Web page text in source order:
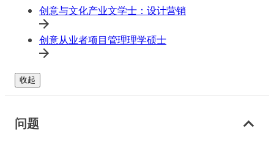
创意与文化产业文学士：设计营销
创意从业者项目管理理学硕士
收起
问题